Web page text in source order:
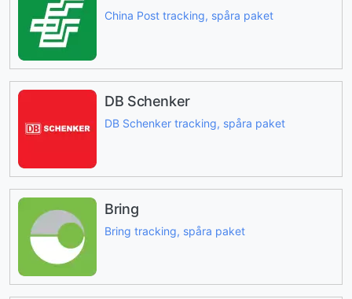
China Post tracking, spåra paket
DB Schenker
DB Schenker tracking, spåra paket
Bring
Bring tracking, spåra paket